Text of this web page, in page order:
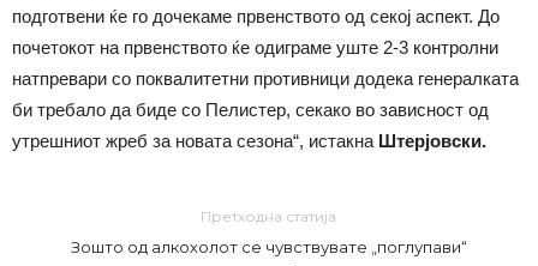
подготвени ќе го дочекаме првенството од секој аспект. До
почетокот на првенството ќе одиграме уште 2-3 контролни
натпревари со поквалитетни противници додека генералката
би требало да биде со Пелистер, секако во зависност од
утрешниот жреб за новата сезона“, истакна Штерјовски.
Претходна статија
Зошто од алкохолот се чувствувате „поглупави“